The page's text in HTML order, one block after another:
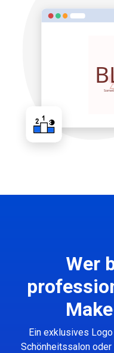
Wer
Ein exklusives
Schönheitssalon